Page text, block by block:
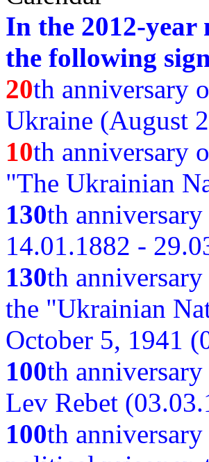
In the 2012-year
the following
20th anniversary
Ukraine (August
10th anniversary
"The Ukrainian
130th
14.01.1882 -
130th
the "Ukrainian
October 5, 1941
100th
Lev Rebet
100th